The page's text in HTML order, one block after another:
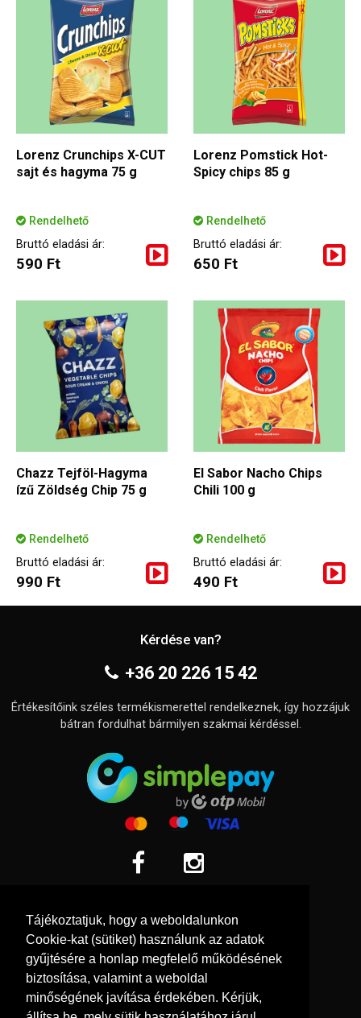
Tájékoztatjuk, hogy a weboldalunkon
Cookie-kat (sütiket) használunk az adatok
gyűjtésére a honlap megfelelő működésének
biztosítása, valamint a weboldal
minőségének javítása érdekében. Kérjük,
Lorenz Crunchips X-CUT
sajt és hagyma 75 g
Rendelhető
Bruttó eladási ár:
590 Ft
Lorenz Pomstick Hot-
Spicy chips 85 g
Rendelhető
Bruttó eladási ár:
650 Ft
Chazz Tejföl-Hagyma
ízű Zöldség Chip 75 g
Rendelhető
Bruttó eladási ár:
990 Ft
El Sabor Nacho Chips
Chili 100 g
Rendelhető
Bruttó eladási ár:
490 Ft
Kérdése van?
+36 20 226 15 42
Értékesítőink széles termékismerettel rendelkeznek, így hozzájuk
bátran fordulhat bármilyen szakmai kérdéssel.
Adatkezelési tájékoztató
Általános szerződési feltételek
Elállási nyilatkozat
Fogyasztóbarát dokumentumok